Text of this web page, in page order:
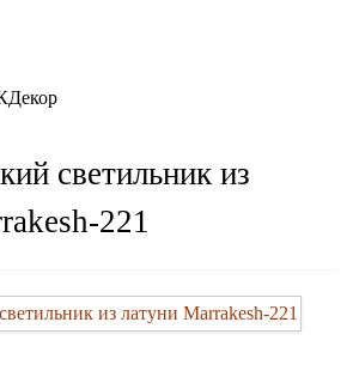
из мозаики
Мозаичные
КОНТАКТЫ
светильник из
221